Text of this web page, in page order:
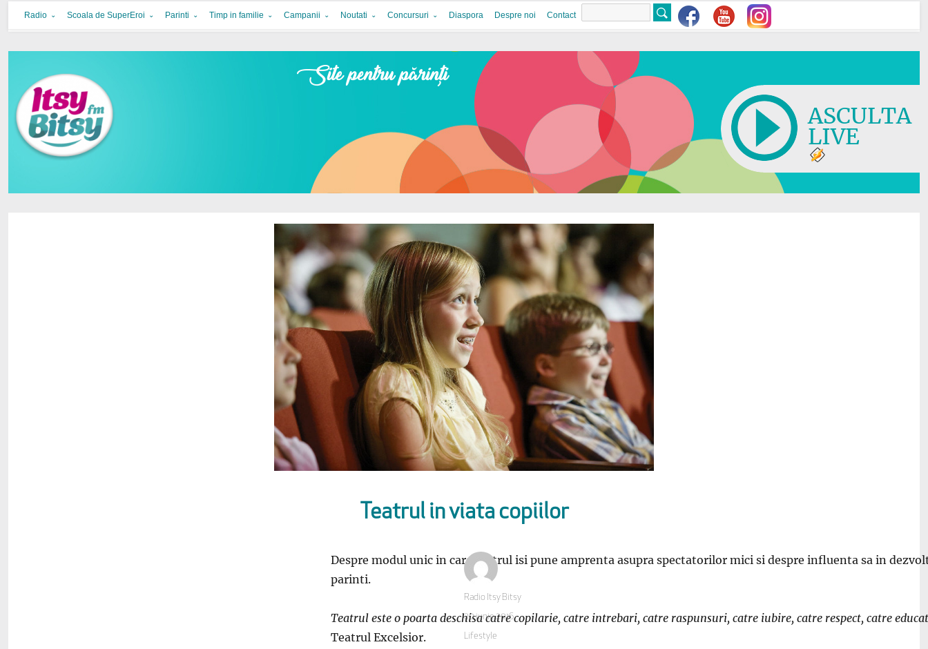
Itsy Bitsy
bucurie in familie
Radio Scoala de SuperEroi Parinti Timp in familie Campanii Noutati Concursuri Diaspora Despre noi Contact
ASCULTA
LIVE
Teatrul in viata copiilor
Despre modul unic in care teatrul isi pune amprenta asupra spectatorilor mici si despre influenta sa in
parinti.
Teatrul este o poarta deschisa catre copilarie, catre intrebari, catre raspunsuri, catre iubire, catre respect, catre
Teatrul Excelsior.
Autor
Radio Itsy Bitsy
Publicat
pe
20 iunie 2016
Categorii
Lifestyle